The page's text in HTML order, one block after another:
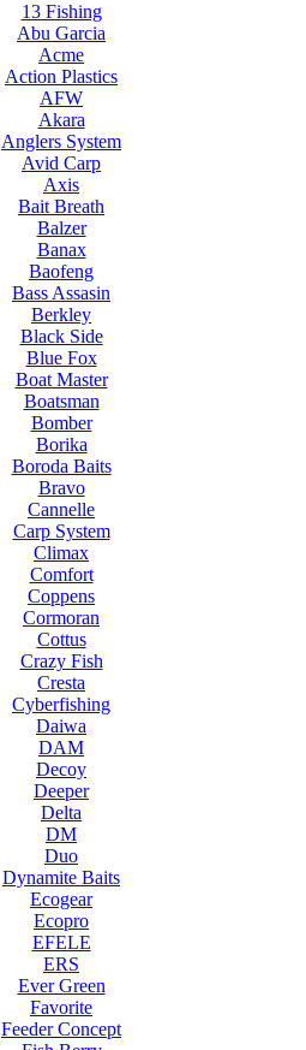
13 Fishing
Abu Garcia
Acme
Action Plastics
AFW
Akara
Anglers System
Avid Carp
Axis
Bait Breath
Balzer
Banax
Baofeng
Bass Assasin
Berkley
Black Side
Blue Fox
Boat Master
Boatsman
Bomber
Borika
Boroda Baits
Bravo
Cannelle
Carp System
Climax
Comfort
Coppens
Cormoran
Cottus
Crazy Fish
Cresta
Cyberfishing
Daiwa
DAM
Decoy
Deeper
Delta
DM
Duo
Dynamite Baits
Ecogear
Ecopro
EFELE
ERS
Ever Green
Favorite
Feeder Concept